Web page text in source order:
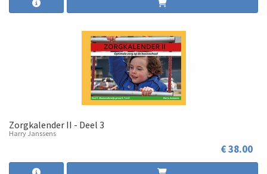
Zorgkalender II - Deel 3
Harry Janssens
€ 38.00